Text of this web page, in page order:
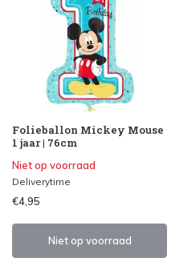
Folieballon Mickey Mouse
1 jaar | 76cm
Niet op voorraad
Deliverytime
€4,95
Niet op voorraad